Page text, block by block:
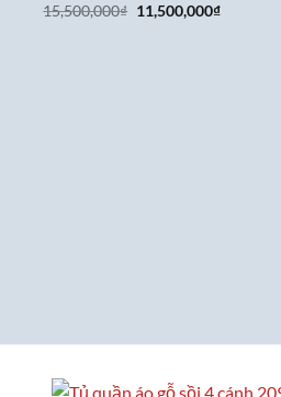
15,500,000₫ Giá
11,500,000₫Giá